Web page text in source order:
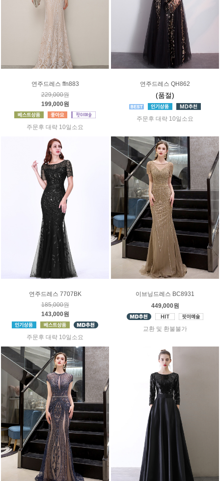
연주드레스 ffn883
229,000원
199,000원
주문후 대략 10일소요
연주드레스 QH862
(품절)
주문후 대략 10일소요
연주드레스 7707BK
185,000원
143,000원
주문후 대략 10일소요
이브닝드레스 BC8931
449,000원
교환 및 환불불가